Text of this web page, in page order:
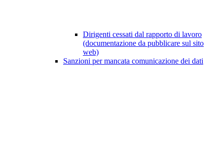
Dirigenti cessati dal rapporto di lavoro
(documentazione da pubblicare sul sito
web)
Sanzioni per mancata comunicazione dei dati